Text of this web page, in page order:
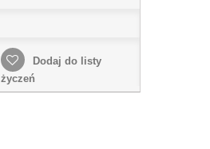
Dodaj do listy
życzeń